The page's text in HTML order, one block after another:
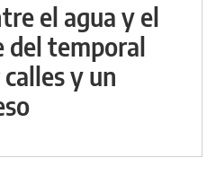
el agua y el
del temporal
y un